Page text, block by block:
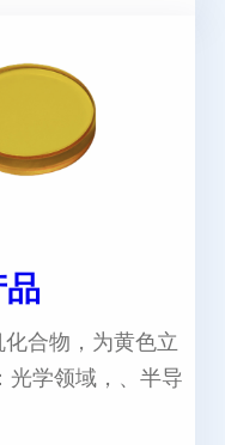
合物，为黄色立
光学领域，、半导